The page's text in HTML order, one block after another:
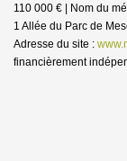
110 000 € | Nom du
1 Allée du Parc de
Adresse du site :
financièrement